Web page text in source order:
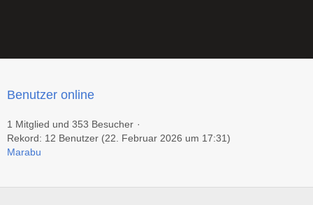
Benutzer online
1 Mitglied und 353 Besucher
Rekord: 12 Benutzer (22. Februar 2026 um 17:31)
Marabu